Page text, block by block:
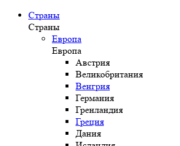
Страны
Страны
Европа
Европа
Австрия
Великобритания
Венгрия
Германия
Гренландия
Греция
Дания